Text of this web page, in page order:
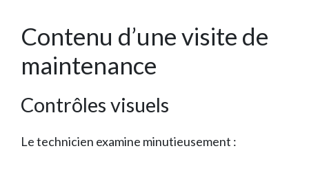
Contenu d’une visite de
maintenance
Contrôles visuels
Le technicien examine minutieusement :